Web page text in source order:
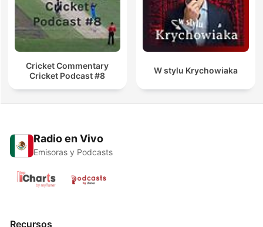
Cricket Commentary
Cricket Podcast #8
W stylu Krychowiaka
Radio en Vivo
Emisoras y Podcasts
Recursos